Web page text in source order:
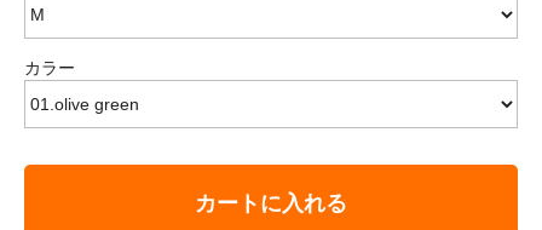
カラー
カートに入れる